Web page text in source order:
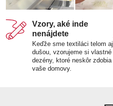
Vzory, aké inde
nenájdete
Keďže sme textiláci telom aj
dušou, vzorujeme si vlastné
dezény, ktoré neskôr zdobia
vaše domovy.